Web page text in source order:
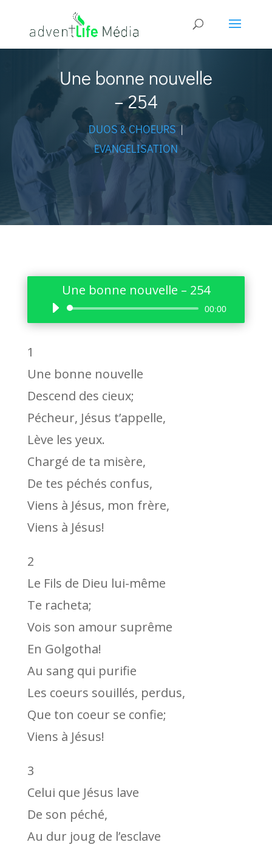
Une bonne nouvelle
– 254
DUOS & CHOEURS |
EVANGELISATION
Une bonne nouvelle – 254
Lecteur
audio
00:00
1
Une bonne nouvelle
Descend des cieux;
Pécheur, Jésus t’appelle,
Lève les yeux.
Chargé de ta misère,
De tes péchés confus,
Viens à Jésus, mon frère,
Viens à Jésus!
2
Le Fils de Dieu lui-même
Te racheta;
Vois son amour suprême
En Golgotha!
Au sang qui purifie
Les coeurs souillés, perdus,
Que ton coeur se confie;
Viens à Jésus!
3
Celui que Jésus lave
De son péché,
Au dur joug de l’esclave